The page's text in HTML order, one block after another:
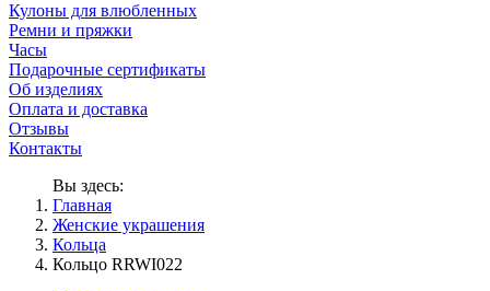
Кулоны для влюбленных
Ремни и пряжки
Часы
Подарочные сертификаты
Об изделиях
Оплата и доставка
Отзывы
Контакты
Вы здесь:
Главная
Женские украшения
Кольца
Кольцо RRWI022